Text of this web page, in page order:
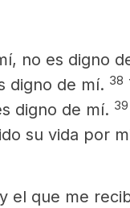
no es digno
digno de mí. 38
digno de mí. 39
su vida por
el que me